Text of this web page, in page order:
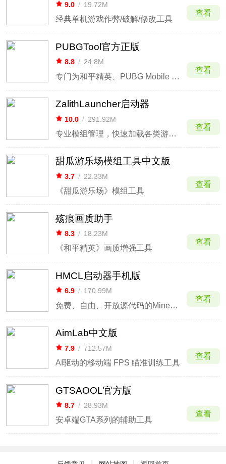
9.0 / 19.72M
经典单机游戏作弊/破解/修改工具
查看
PUBGTool官方正版
8.8 / 24.8M
专门为和平精英、PUBG Mobile 玩家开发的画质助手！
查看
ZalithLauncher启动器
10.0 / 291.92M
专业模组管理，快速加载各类游戏包。
查看
甜瓜游乐场模组工具中文版
3.7 / 22.33M
《甜瓜游乐场》模组工具
查看
殇痕画质助手
8.3 / 18.23M
《和平精英》画质增强工具
查看
HMCL启动器手机版
6.9 / 170.99M
免费、自由、开放源代码的Minecraft启动器
查看
AimLab中文版
7.9 / 712.57M
AI驱动的移动端 FPS 瞄准训练工具
查看
GTSAOOL官方版
8.7 / 28.93M
安卓端GTA系列的辅助工具
查看